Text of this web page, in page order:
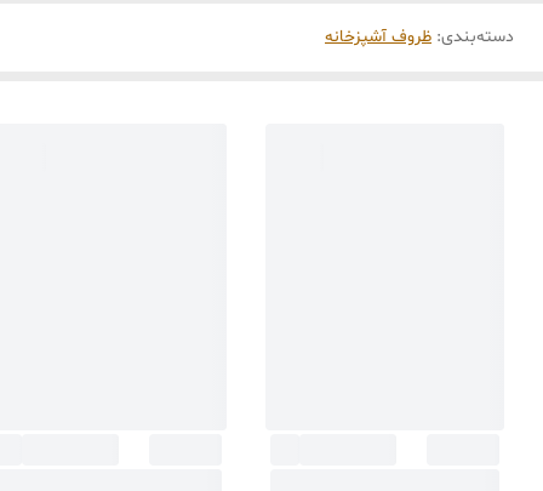
دسته‌بندی: ظروف آشپزخانه